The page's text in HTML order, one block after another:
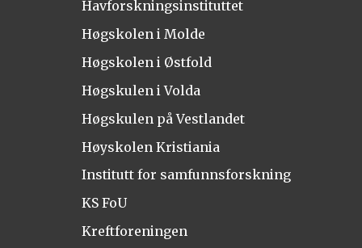
Havforskningsinstituttet
Høgskolen i Molde
Høgskolen i Østfold
Høgskulen i Volda
Høgskulen på Vestlandet
Høyskolen Kristiania
Institutt for samfunnsforskning
KS FoU
Kreftforeningen